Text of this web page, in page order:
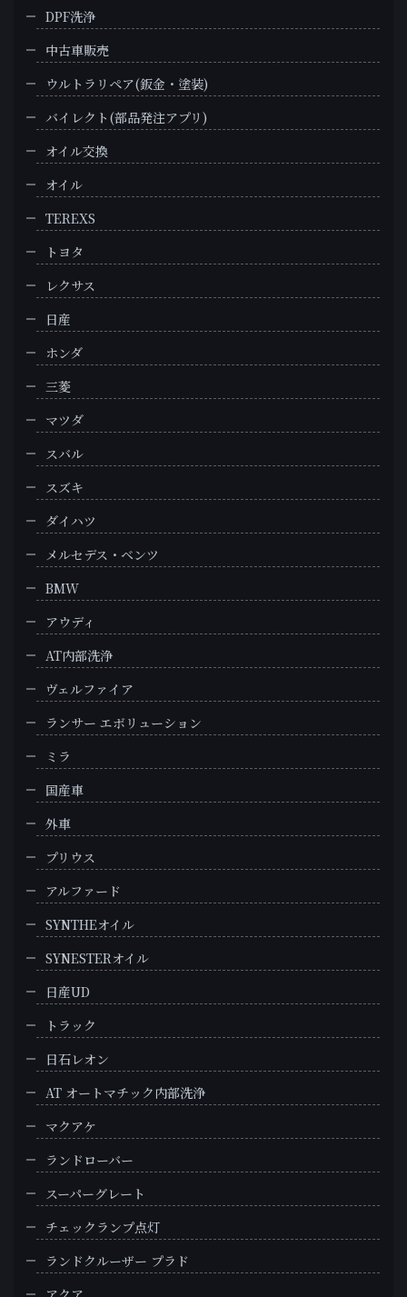
DPF洗浄
中古車販売
ウルトラリペア(鈑金・塗装)
バイレクト(部品発注アプリ)
オイル交換
オイル
TEREXS
トヨタ
レクサス
日産
ホンダ
三菱
マツダ
スバル
スズキ
ダイハツ
メルセデス・ベンツ
BMW
アウディ
AT内部洗浄
ヴェルファイア
ランサー エボリューション
ミラ
国産車
外車
プリウス
アルファード
SYNTHEオイル
SYNESTERオイル
日産UD
トラック
日石レオン
AT オートマチック内部洗浄
マクアケ
ランドローバー
スーパーグレート
チェックランプ点灯
ランドクルーザー プラド